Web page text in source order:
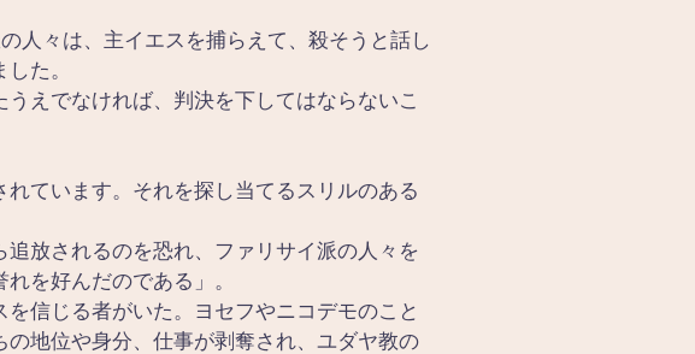
人々は、主イエスを捕らえて、殺そうと話し
た。
えでなければ、判決を下してはならないこ
ています。それを探し当てるスリルのある
放されるのを恐れ、ファリサイ派の人々を
を好んだのである」。
信じる者がいた。ヨセフやニコデモのこと
地位や身分、仕事が剥奪され、ユダヤ教の